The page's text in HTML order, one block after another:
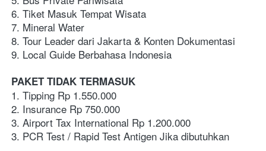
6. Tiket Masuk Tempat Wisata
7. Mineral Water
8. Tour Leader dari Jakarta & Konten Dokumentasi
9. Local Guide Berbahasa Indonesia
PAKET TIDAK TERMASUK
1. Tipping Rp 1.550.000
2. Insurance Rp 750.000
3. Airport Tax International Rp 1.200.000
3. PCR Test / Rapid Test Antigen Jika dibutuhkan